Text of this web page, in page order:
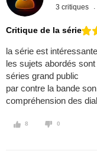
3 critiques
Critique de la série
la série est intéressante
les sujets abordés
séries grand public
par contre la bande
compréhension des
8 0